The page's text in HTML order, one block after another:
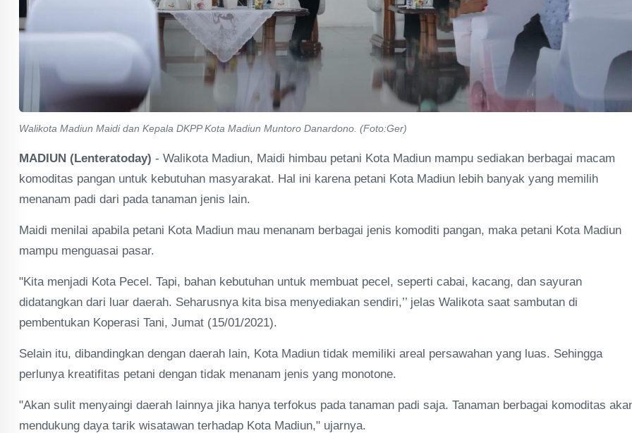
Walikota Madiun Maidi dan Kepala DKPP Kota Madiun Muntoro Danardono. (Foto:Ger)
MADIUN (Lenteratoday) - Walikota Madiun, Maidi himbau petani Kota Madiun mampu sediakan berbagai macam
komoditas pangan untuk kebutuhan masyarakat. Hal ini karena petani Kota Madiun lebih banyak yang memilih
menanam padi dari pada tanaman jenis lain.
Maidi menilai apabila petani Kota Madiun mau menanam berbagai jenis komoditi pangan, maka petani Kota Madiun
mampu menguasai pasar.
"Kita menjadi Kota Pecel. Tapi, bahan kebutuhan untuk membuat pecel, seperti cabai, kacang, dan sayuran
didatangkan dari luar daerah. Seharusnya kita bisa menyediakan sendiri,’’ jelas Walikota saat sambutan di
pembentukan Koperasi Tani, Jumat (15/01/2021).
Selain itu, dibandingkan dengan daerah lain, Kota Madiun tidak memiliki areal persawahan yang luas. Sehingga
perlunya kreatifitas petani dengan tidak menanam jenis yang monotone.
"Akan sulit menyaingi daerah lainnya jika hanya terfokus pada tanaman padi saja. Tanaman berbagai komoditas
mendukung daya tarik wisatawan terhadap Kota Madiun," ujarnya.